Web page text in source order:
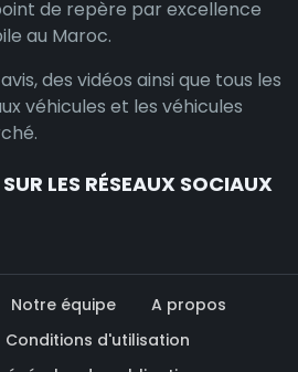
de repère par excellence
au Maroc.
des vidéos ainsi que tous les
véhicules et les véhicules
LES RÉSEAUX SOCIAUX
Notre équipe
A propos
Conditions d'utilisation